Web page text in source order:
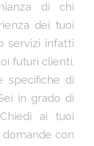
di chi
dei tuoi
servizi infatti
futuri clienti.
specifiche di
in grado di
ai tuoi
con